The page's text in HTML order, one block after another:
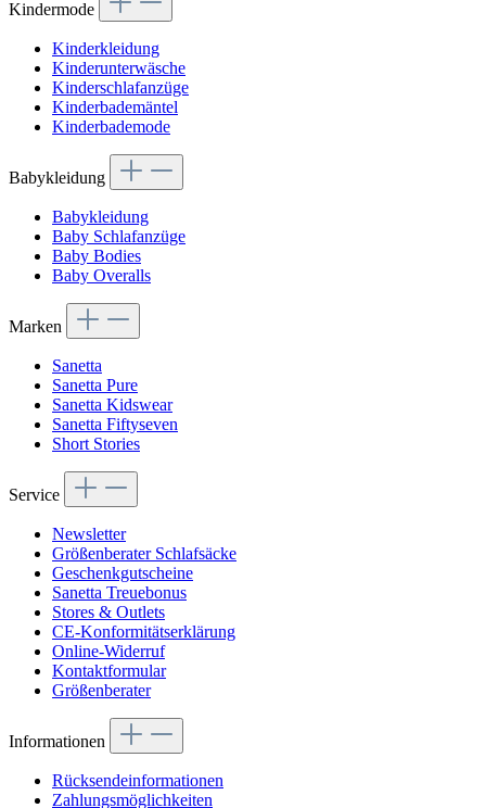
Kindermode
Kinderkleidung
Kinderunterwäsche
Kinderschlafanzüge
Kinderbademäntel
Kinderbademode
Babykleidung
Babykleidung
Baby Schlafanzüge
Baby Bodies
Baby Overalls
Marken
Sanetta
Sanetta Pure
Sanetta Kidswear
Sanetta Fiftyseven
Short Stories
Service
Newsletter
Größenberater Schlafsäcke
Geschenkgutscheine
Sanetta Treuebonus
Stores & Outlets
CE-Konformitätserklärung
Online-Widerruf
Kontaktformular
Größenberater
Informationen
Rücksendeinformationen
Zahlungsmöglichkeiten